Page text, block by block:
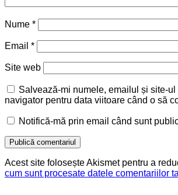
Nume *
Email *
Site web
Salvează-mi numele, emailul și site-
navigator pentru data viitoare când o să
Notifică-mă prin email când sunt
Acest site folosește Akismet pentru a
cum sunt procesate datele comentariilor